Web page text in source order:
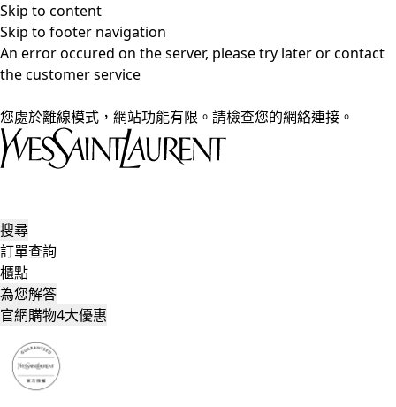
Skip to content
Skip to footer navigation
An error occured on the server, please try later or contact
the customer service
您處於離線模式，網站功能有限。請檢查您的網絡連接。
搜尋
訂單查詢
櫃點
為您解答
官網購物4大優惠